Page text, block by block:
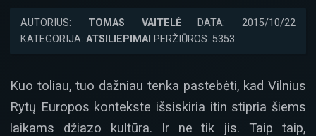
AUTORIUS: TOMAS VAITELĖDATA: 2015/10/22
KATEGORIJA: ATSILIEPIMAI PERŽIŪROS: 5353
Kuo toliau, tuo dažniau tenka pastebėti, kad Vilnius
Rytų Europos kontekste išsiskiria itin stipria šiems
laikams džiazo kultūra. Ir ne tik jis. Taip taip,